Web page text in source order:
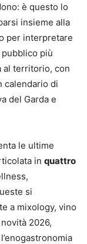
è questo lo
insieme alla
per interpretare
più
al territorio, con
calendario di
del Garda e
le ultime
in quattro
si
a mixology, vino
2026,